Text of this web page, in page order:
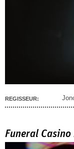
REGISSEUR:
Funeral Casino